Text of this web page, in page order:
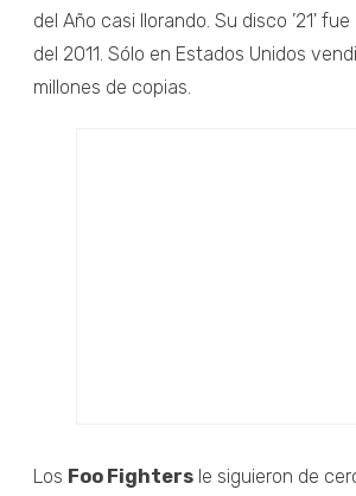
del Año casi llorando. Su disco ’21'
del 2011. Sólo en Estados Unidos
millones de copias.
Los Foo Fighters le siguieron de